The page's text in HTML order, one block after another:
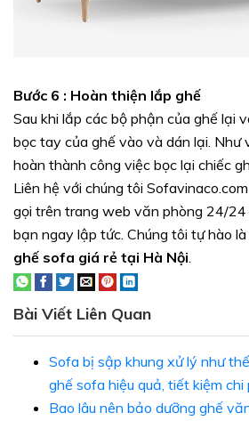
Bước 6 : Hoàn thiện lắp ghế
Sau khi lắp các bộ phận của ghế lại
bọc tay của ghế vào và dán lại. Như
hoàn thành công việc bọc lại chiếc
Liên hệ với chúng tôi
gọi trên trang web văn phòng 24/
bạn ngay lập tức. Chúng tôi tự hào
ghế sofa giá rẻ tại Hà Nội.
Bài Viết Liên Quan
Sofa bị sập khung xử lý như
ghế sofa hiệu quả, tiết kiệm chi
Bao lâu nên bảo dưỡng ghế